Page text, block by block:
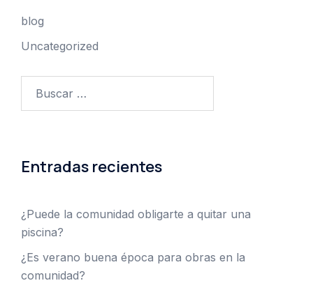
blog
Uncategorized
Entradas recientes
¿Puede la comunidad obligarte a quitar una
piscina?
¿Es verano buena época para obras en la
comunidad?